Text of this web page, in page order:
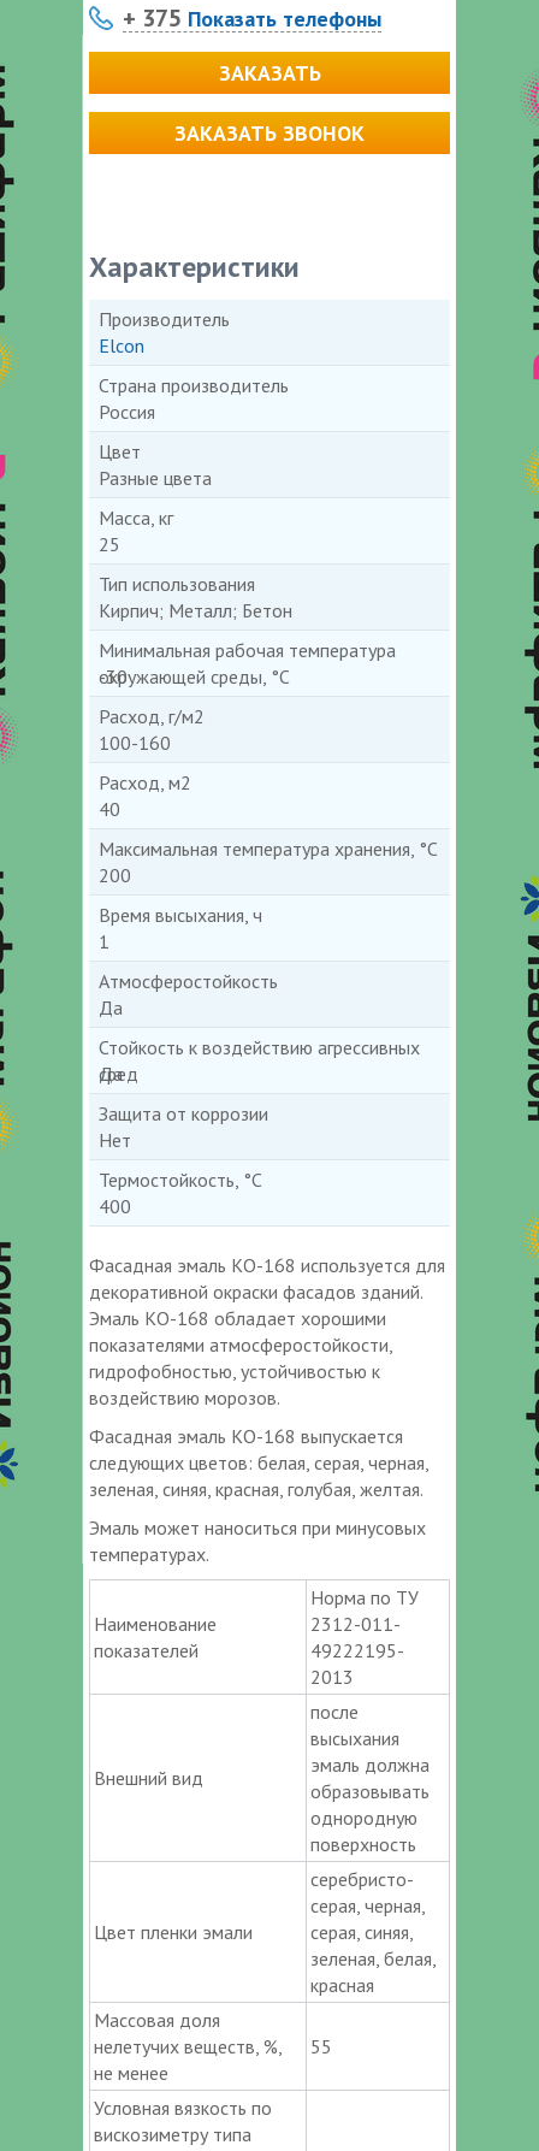
+ 375 Показать телефоны
ЗАКАЗАТЬ
ЗАКАЗАТЬ ЗВОНОК
Характеристики
Производитель
Elcon
Страна производитель
Россия
Цвет
Разные цвета
Масса, кг
25
Тип использования
Кирпич; Металл; Бетон
Минимальная рабочая температура
окружающей среды, °С
-30
Расход, г/м2
100-160
Расход, м2
40
Максимальная температура хранения, °С
200
Время высыхания, ч
1
Атмосферостойкость
Да
Стойкость к воздействию агрессивных
сред
Да
Защита от коррозии
Нет
Термостойкость, °С
400
Фасадная эмаль КО-168 используется для
декоративной окраски фасадов зданий.
Эмаль КО-168 обладает хорошими
показателями атмосферостойкости,
гидрофобностью, устойчивостью к
воздействию морозов.
Фасадная эмаль КО-168 выпускается
следующих цветов: белая, серая, черная,
зеленая, синяя, красная, голубая, желтая.
Эмаль может наноситься при минусовых
температурах.
Наименование
показателей
Норма по ТУ
2312-011-
49222195-
2013
Внешний вид
после
высыхания
эмаль должна
образовывать
однородную
поверхность
Цвет пленки эмали
серебристо-
серая, черная,
серая, синяя,
зеленая, белая,
красная
Массовая доля
нелетучих веществ, %,
не менее
55
Условная вязкость по
вискозиметру типа